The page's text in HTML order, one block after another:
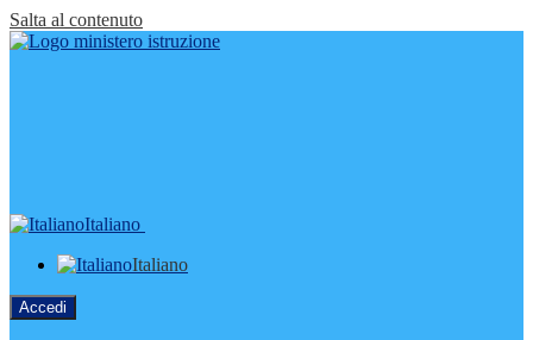
Salta al contenuto
Italiano
Italiano
Accedi